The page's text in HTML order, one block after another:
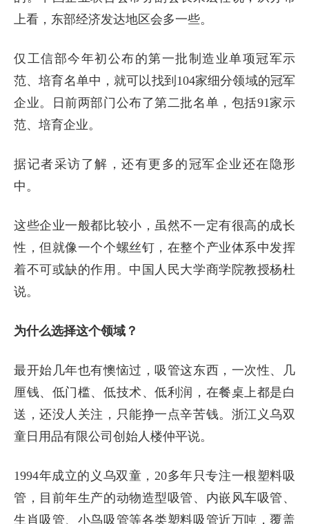
上看，东部经济发达地区会多一些。
仅工信部今年初公布的第一批制造业单项冠军示
范、培育名单中，就可以找到104家细分领域的冠军
企业。日前两部门公布了第二批名单，包括91家示
范、培育企业。
据记者采访了解，还有更多的冠军企业还在隐形
中。
这些企业一般都比较小，虽然不一定有很高的成长
性，但就像一个个螺丝钉，在整个产业体系中发挥
着不可或缺的作用。中国人民大学商学院教授杨杜
说。
为什么选择这个领域？
最开始几年也有懊恼过，吸管这东西，一次性、几
厘钱、低门槛、低技术、低利润，在餐桌上都是白
送，还没人关注，只能挣一点辛苦钱。浙江义乌双
童日用品有限公司创始人楼仲平说。
1994年成立的义乌双童，20多年只专注一根塑料吸
管，目前年生产的动物造型吸管、内嵌风车吸管、
生肖吸管、小鸟吸管等各类塑料吸管近万吨，覆盖